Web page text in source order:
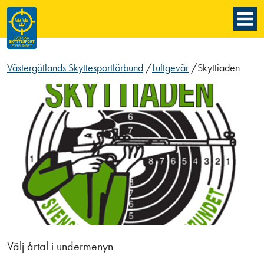
Västergötlands Skyttesportförbund /Luftgevär /Skyttiaden
Välj årtal i undermenyn